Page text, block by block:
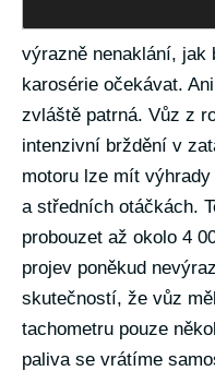
výrazně nenaklání, jak
karosérie očekávat.
zvláště patrná. Vůz z
intenzivní brždění v
motoru lze mít
a středních otáčkách.
probouzet až okolo 4
projev poněkud
skutečností, že vůz
tachometru pouze
paliva se vrátíme